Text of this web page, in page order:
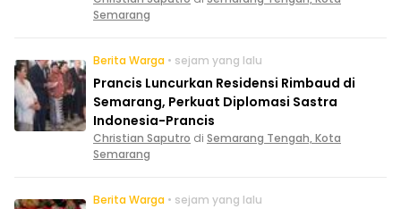
Semarang
Berita Warga • sejam yang lalu
Prancis Luncurkan Residensi Rimbaud di
Semarang, Perkuat Diplomasi Sastra
Indonesia-Prancis
Christian Saputro di Semarang Tengah, Kota
Semarang
Berita Warga • sejam yang lalu